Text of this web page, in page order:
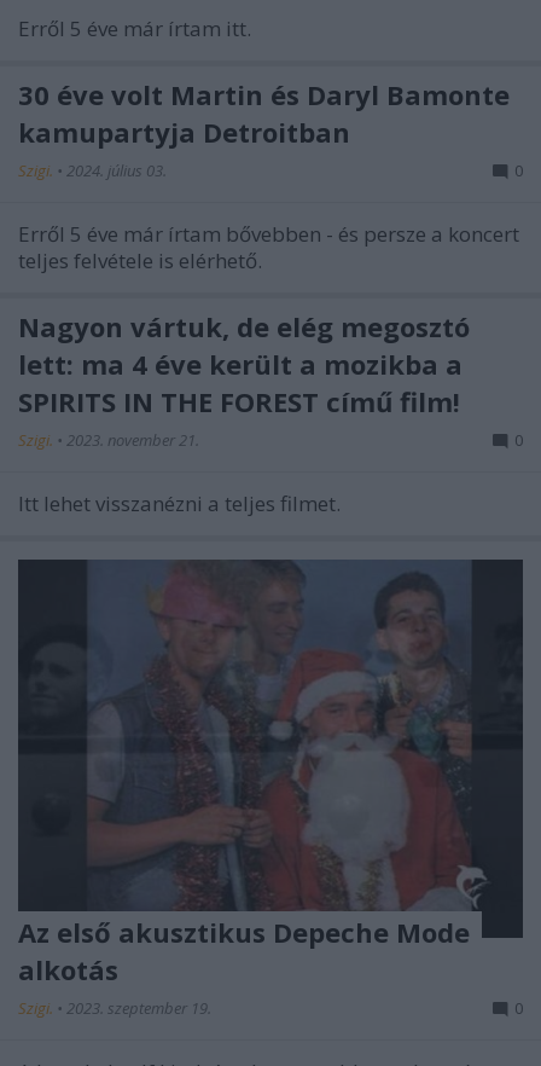
Erről 5 éve már írtam itt.
30 éve volt Martin és Daryl Bamonte
kamupartyja Detroitban
Szigi. • 2024. július 03. 0
Erről 5 éve már írtam bővebben - és persze a koncert
teljes felvétele is elérhető.
Nagyon vártuk, de elég megosztó
lett: ma 4 éve került a mozikba a
SPIRITS IN THE FOREST című film!
Szigi. • 2023. november 21. 0
Itt lehet visszanézni a teljes filmet.
Az első akusztikus Depeche Mode
alkotás
Szigi. • 2023. szeptember 19. 0